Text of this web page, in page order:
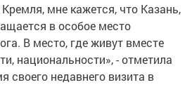
мне кажется, что Казань,
в особое место
В место, где живут вместе
национальности», - отметила
своего недавнего визита в